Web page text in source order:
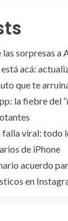
sorpresas a
acá:
que te
la fiebre del
falla viral: todo
de iPhone
acuerdo
en